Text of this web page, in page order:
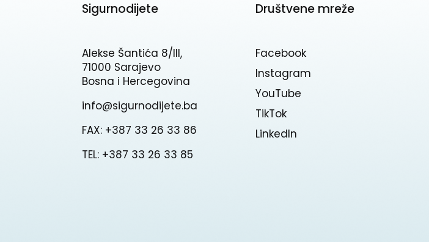
Sigurnodijete
Alekse Šantića 8/III,
71000 Sarajevo
Bosna i Hercegovina
info@sigurnodijete.ba
FAX: +387 33 26 33 86
TEL: +387 33 26 33 85
Društvene mreže
Facebook
Instagram
YouTube
TikTok
Linkedln